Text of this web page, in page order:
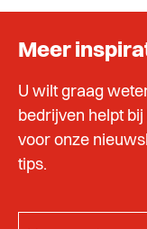
Meer
U wilt graag
bedrijven helpt
voor onze
tips.